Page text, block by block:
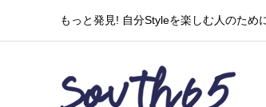
もっと発見! 自分Styleを楽しむ人のため